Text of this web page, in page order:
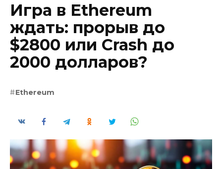
Игра в Ethereum
ждать: прорыв до
$2800 или Crash до
2000 долларов?
Ethereum